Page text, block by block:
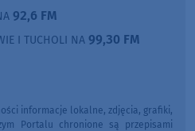
92,6 FM
I TUCHOLI NA 99,30 FM
informacje lokalne, zdjęcia, grafiki,
Portalu chronione są przepisami